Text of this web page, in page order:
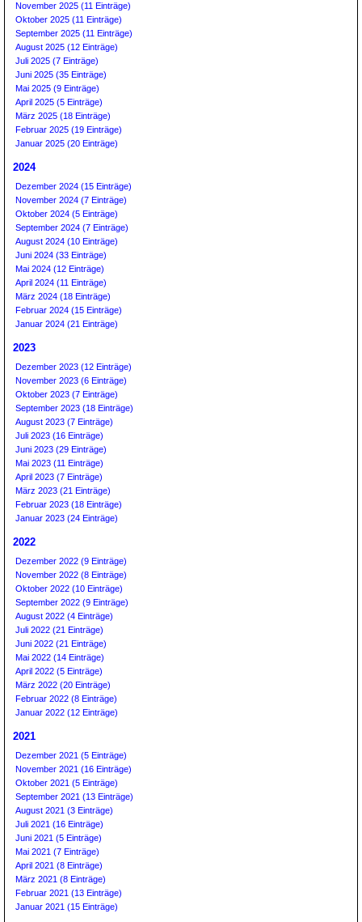
November 2025 (11 Einträge)
Oktober 2025 (11 Einträge)
September 2025 (11 Einträge)
August 2025 (12 Einträge)
Juli 2025 (7 Einträge)
Juni 2025 (35 Einträge)
Mai 2025 (9 Einträge)
April 2025 (5 Einträge)
März 2025 (18 Einträge)
Februar 2025 (19 Einträge)
Januar 2025 (20 Einträge)
2024
Dezember 2024 (15 Einträge)
November 2024 (7 Einträge)
Oktober 2024 (5 Einträge)
September 2024 (7 Einträge)
August 2024 (10 Einträge)
Juni 2024 (33 Einträge)
Mai 2024 (12 Einträge)
April 2024 (11 Einträge)
März 2024 (18 Einträge)
Februar 2024 (15 Einträge)
Januar 2024 (21 Einträge)
2023
Dezember 2023 (12 Einträge)
November 2023 (6 Einträge)
Oktober 2023 (7 Einträge)
September 2023 (18 Einträge)
August 2023 (7 Einträge)
Juli 2023 (16 Einträge)
Juni 2023 (29 Einträge)
Mai 2023 (11 Einträge)
April 2023 (7 Einträge)
März 2023 (21 Einträge)
Februar 2023 (18 Einträge)
Januar 2023 (24 Einträge)
2022
Dezember 2022 (9 Einträge)
November 2022 (8 Einträge)
Oktober 2022 (10 Einträge)
September 2022 (9 Einträge)
August 2022 (4 Einträge)
Juli 2022 (21 Einträge)
Juni 2022 (21 Einträge)
Mai 2022 (14 Einträge)
April 2022 (5 Einträge)
März 2022 (20 Einträge)
Februar 2022 (8 Einträge)
Januar 2022 (12 Einträge)
2021
Dezember 2021 (5 Einträge)
November 2021 (16 Einträge)
Oktober 2021 (5 Einträge)
September 2021 (13 Einträge)
August 2021 (3 Einträge)
Juli 2021 (16 Einträge)
Juni 2021 (5 Einträge)
Mai 2021 (7 Einträge)
April 2021 (8 Einträge)
März 2021 (8 Einträge)
Februar 2021 (13 Einträge)
Januar 2021 (15 Einträge)